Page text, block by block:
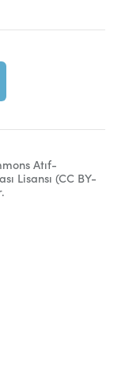
Atıf-
Lisansı (CC BY-